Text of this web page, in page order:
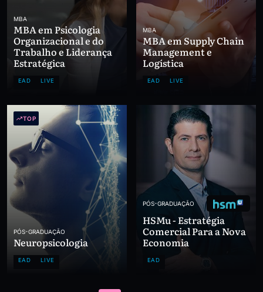
MBA
MBA em Psicologia
Organizacional e do
Trabalho e Liderança
Estratégica
EAD LIVE
MBA
MBA em Supply Chain
Management e
Logística
EAD LIVE
TOP
PÓS-GRADUAÇÃO
Neuropsicologia
EAD LIVE
PÓS-GRADUAÇÃO
HSMu - Estratégia
Comercial Para a Nova
Economia
EAD